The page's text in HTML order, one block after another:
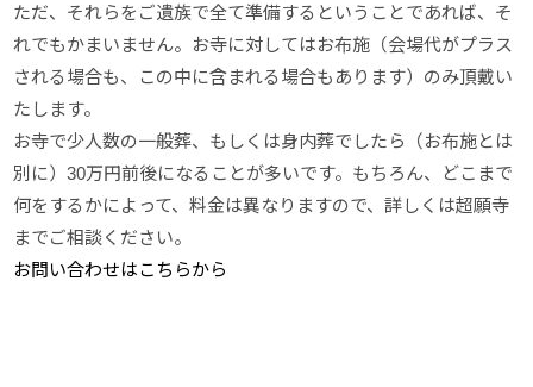
ただ、それらをご遺族で全て準備するということであれば、そ
れでもかまいません。お寺に対してはお布施（会場代がプラス
される場合も、この中に含まれる場合もあります）のみ頂戴い
たします。
お寺で少人数の一般葬、もしくは身内葬でしたら（お布施とは
別に）30万円前後になることが多いです。もちろん、どこまで
何をするかによって、料金は異なりますので、詳しくは超願寺
までご相談ください。
お問い合わせはこちらから